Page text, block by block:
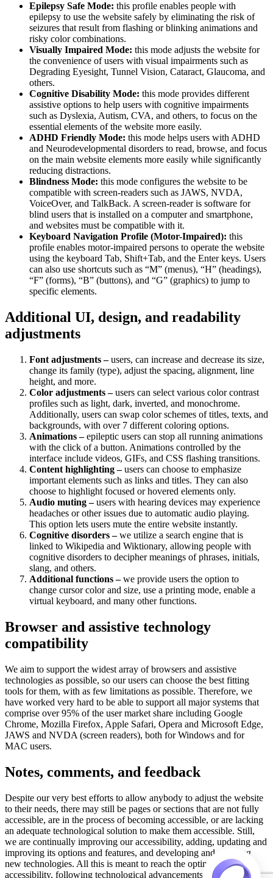
Epilepsy Safe Mode: this profile enables people with
epilepsy to use the website safely by eliminating the risk of
seizures that result from flashing or blinking animations and
risky color combinations.
Visually Impaired Mode: this mode adjusts the website for
the convenience of users with visual impairments such as
Degrading Eyesight, Tunnel Vision, Cataract, Glaucoma, and
others.
Cognitive Disability Mode: this mode provides different
assistive options to help users with cognitive impairments
such as Dyslexia, Autism, CVA, and others, to focus on the
essential elements of the website more easily.
ADHD Friendly Mode: this mode helps users with ADHD
and Neurodevelopmental disorders to read, browse, and focus
on the main website elements more easily while significantly
reducing distractions.
Blindness Mode: this mode configures the website to be
compatible with screen-readers such as JAWS, NVDA,
VoiceOver, and TalkBack. A screen-reader is software for
blind users that is installed on a computer and smartphone,
and websites must be compatible with it.
Keyboard Navigation Profile (Motor-Impaired): this
profile enables motor-impaired persons to operate the website
using the keyboard Tab, Shift+Tab, and the Enter keys. Users
can also use shortcuts such as “M” (menus), “H” (headings),
“F” (forms), “B” (buttons), and “G” (graphics) to jump to
specific elements.
Additional UI, design, and readability
adjustments
Font adjustments –users, can increase and decrease its size,
change its family (type), adjust the spacing, alignment, line
height, and more.
Color adjustments –users can select various color contrast
profiles such as light, dark, inverted, and monochrome.
Additionally, users can swap color schemes of titles, texts, and
backgrounds, with over 7 different coloring options.
Animations –epileptic users can stop all running animations
with the click of a button. Animations controlled by the
interface include videos, GIFs, and CSS flashing transitions.
Content highlighting –users can choose to emphasize
important elements such as links and titles. They can also
choose to highlight focused or hovered elements only.
Audio muting –users with hearing devices may experience
headaches or other issues due to automatic audio playing.
This option lets users mute the entire website instantly.
Cognitive disorders –we utilize a search engine that is
linked to Wikipedia and Wiktionary, allowing people with
cognitive disorders to decipher meanings of phrases, initials,
slang, and others.
Additional functions –we provide users the option to
change cursor color and size, use a printing mode, enable a
virtual keyboard, and many other functions.
Browser and assistive technology
compatibility
We aim to support the widest array of browsers and assistive
technologies as possible, so our users can choose the best fitting
tools for them, with as few limitations as possible. Therefore, we
have worked very hard to be able to support all major systems that
comprise over 95% of the user market share including Google
Chrome, Mozilla Firefox, Apple Safari, Opera and Microsoft Edge,
JAWS and NVDA (screen readers), both for Windows and for
MAC users.
Notes, comments, and feedback
Despite our very best efforts to allow anybody to adjust the website
to their needs, there may still be pages or sections that are not fully
accessible, are in the process of becoming accessible, or are lacking
an adequate technological solution to make them accessible. Still,
we are continually improving our accessibility, adding, updating and
improving its options and features, and developing and adopting
new technologies. All this is meant to reach the optimal level of
accessibility, following technological advancements. For any